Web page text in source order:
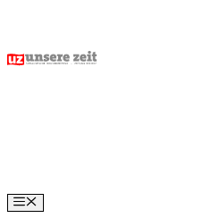
content
Menu